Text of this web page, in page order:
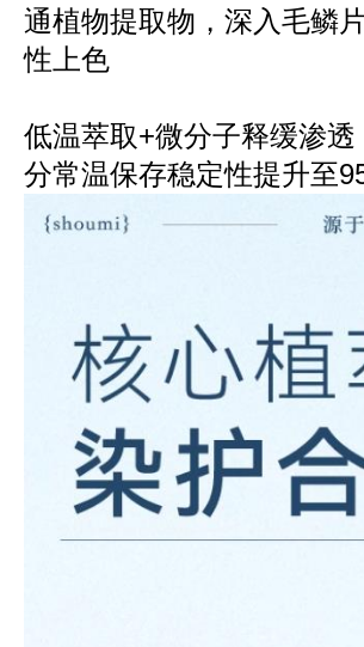
通植物提取物，深入毛鳞
性上色
低温萃取+微分子释缓渗
分常温保存稳定性提升至